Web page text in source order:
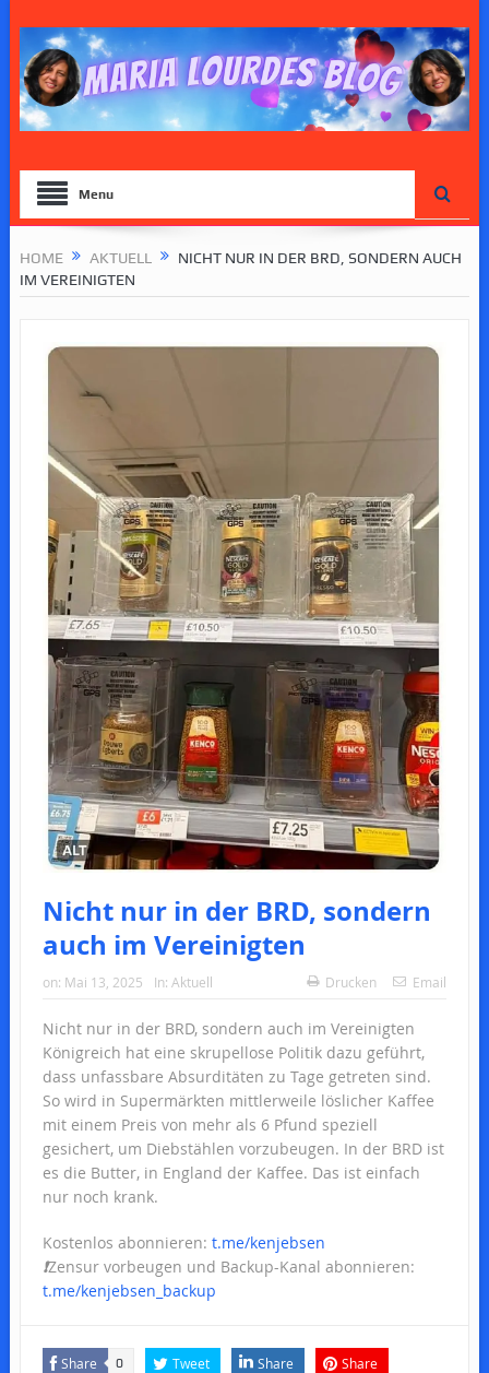
Menu
HOME AKTUELL
NICHT NUR IN DER BRD, SONDERN AUCH
IM VEREINIGTEN
Nicht nur in der BRD, sondern
auch im Vereinigten
on: Mai 13, 2025 In: Aktuell Drucken Email
Nicht nur in der BRD, sondern auch im Vereinigten
Königreich hat eine skrupellose Politik dazu geführt,
dass unfassbare Absurditäten zu Tage getreten sind.
So wird in Supermärkten mittlerweile löslicher Kaffee
mit einem Preis von mehr als 6 Pfund speziell
gesichert, um Diebstählen vorzubeugen. In der BRD ist
es die Butter, in England der Kaffee. Das ist einfach
nur noch krank.
Kostenlos abonnieren: t.me/kenjebsen
❗️Zensur vorbeugen und Backup-Kanal abonnieren:
t.me/kenjebsen_backup
Share 0 Tweet Share Share